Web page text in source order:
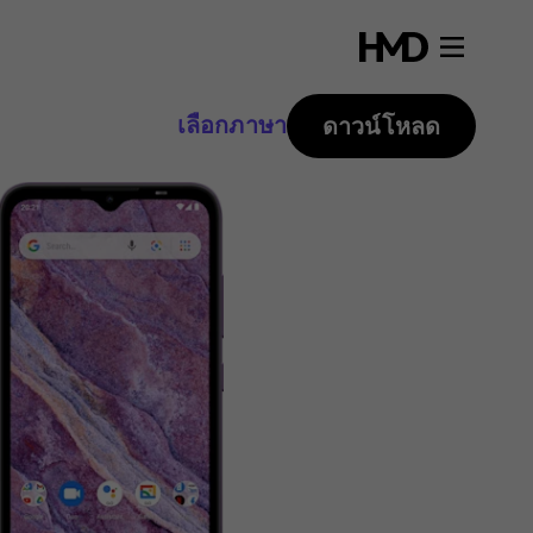
เลือกภาษา ดาวน์โหลด